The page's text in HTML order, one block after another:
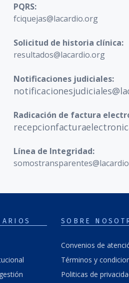
PQRS:
fciquejas@lacardio.org
Solicitud de historia clínica:
resultados@lacardio.org
Notificaciones judiciales:
Radicación de factura
Línea de Integridad:
SOBRE
Convenios de
Términos y
Politicas de